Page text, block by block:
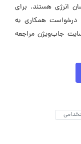
انرژی هستند. برای
درخواست همکاری به
جاب‌ویژن مراجعه